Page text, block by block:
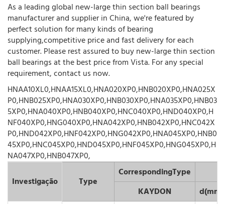
As a leading global new-large thin section ball bearings
manufacturer and supplier in China, we're featured by
perfect solution for many kinds of bearing
supplying,competitive price and fast delivery for each
customer. Please rest assured to buy new-large thin section
ball bearings at the best price from Vista. For any special
requirement, contact us now.
HNAA10XL0,HNAA15XL0,HNA020XP0,HNB020XP0,HNA025X
P0,HNB025XP0,HNA030XP0,HNB030XP0,HNA035XP0,HNB03
5XP0,HNA040XP0,HNB040XP0,HNC040XP0,HND040XP0,H
NF040XP0,HNG040XP0,HNA042XP0,HNB042XP0,HNC042X
P0,HND042XP0,HNF042XP0,HNG042XP0,HNA045XP0,HNB0
45XP0,HNC045XP0,HND045XP0,HNF045XP0,HNG045XP0,H
NA047XP0,HNB047XP0,
Investigação
Type
CorrespondingType
KAYDON
d(mm)